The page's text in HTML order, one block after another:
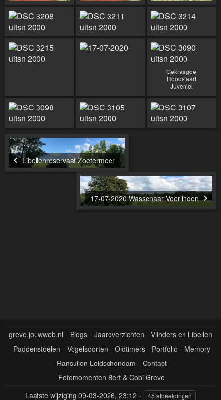
Gekraagde
Roodstaart
Juveniel
Libellenreservaat Zoetermeer
17-07-2020 Wassenaar Voorlinden
greve.jouwweb.nl Blogs Jaaroverzichten
Vlinders en Libellen
Paddenstoelen
Vogelsoorten Oldtimers Portfolio
Memory
Ransuilen Leidschendam
Contact
Fotomomenten Bert & Cobi Greve
Laatste wijziging 09-03-2026, 23:12 45 afbeeldingen